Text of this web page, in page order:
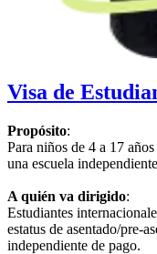
Visa de
Propósito:
Para niños de 4 a 17
una escuela
A quién va dirigido:
Estudiantes
estatus de asentado/pre-
independiente de pago.